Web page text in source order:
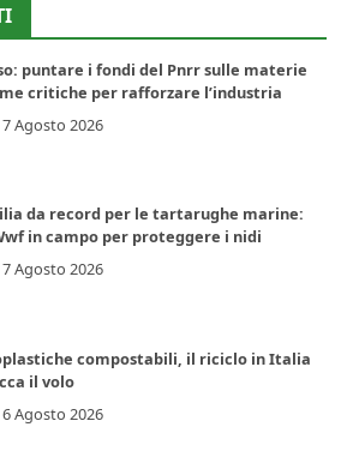
puntare i fondi del Pnrr sulle materie
critiche per rafforzare l’industria
7 Agosto 2026
da record per le tartarughe marine:
in campo per proteggere i nidi
7 Agosto 2026
compostabili, il riciclo in Italia
il volo
6 Agosto 2026